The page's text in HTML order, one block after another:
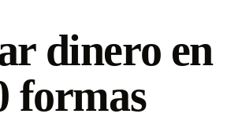
dinero en
formas